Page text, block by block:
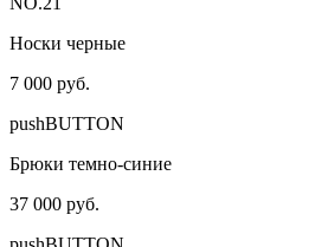
Носки черные
7 000 руб.
pushBUTTON
Брюки темно-синие
37 000 руб.